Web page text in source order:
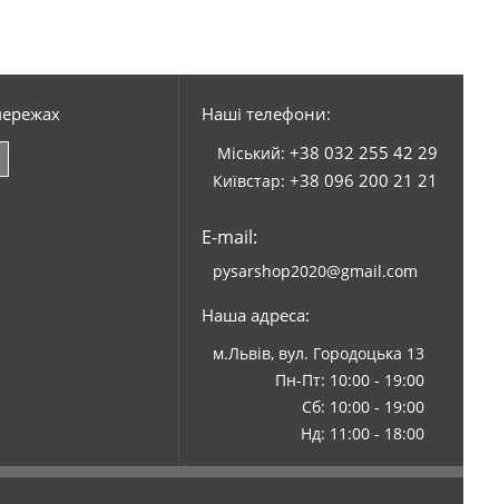
Наші телефони:
Міський: +38 032 255 42 29
Київстар: +38 096 200 21 21
E-mail:
pysarshop2020@gmail.com
Наша адреса:
м.Львів, вул. Городоцька 13
Пн-Пт: 10:00 - 19:00
Сб: 10:00 - 19:00
Нд: 11:00 - 18:00